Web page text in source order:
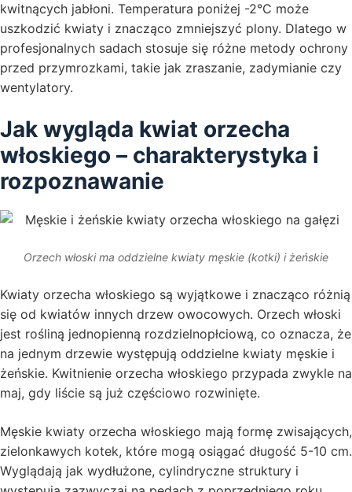
kwitnących jabłoni. Temperatura poniżej -2°C może
uszkodzić kwiaty i znacząco zmniejszyć plony. Dlatego w
profesjonalnych sadach stosuje się różne metody ochrony
przed przymrozkami, takie jak zraszanie, zadymianie czy
wentylatory.
Jak wygląda kwiat orzecha
włoskiego – charakterystyka i
rozpoznawanie
Orzech włoski ma oddzielne kwiaty męskie (kotki) i żeńskie
Kwiaty orzecha włoskiego są wyjątkowe i znacząco różnią
się od kwiatów innych drzew owocowych. Orzech włoski
jest rośliną jednopienną rozdzielnopłciową, co oznacza, że
na jednym drzewie występują oddzielne kwiaty męskie i
żeńskie. Kwitnienie orzecha włoskiego przypada zwykle na
maj, gdy liście są już częściowo rozwinięte.
Męskie kwiaty orzecha włoskiego mają formę zwisających,
zielonkawych kotek, które mogą osiągać długość 5-10 cm.
Wyglądają jak wydłużone, cylindryczne struktury i